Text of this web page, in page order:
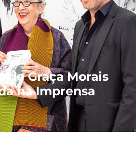
de Graça Morais
na Imprensa